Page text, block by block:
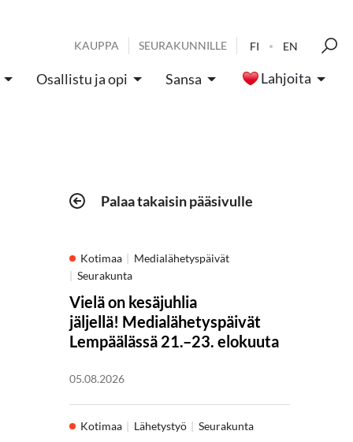
KAUPPA SEURAKUNNILLE FI EN
Osallistu ja opi Sansa Lahjoita
Palaa takaisin pääsivulle
Kotimaa
Medialähetyspäivät
Seurakunta
Vielä on kesäjuhlia
jäljellä! Medialähetyspäivät
Lempäälässä 21.–23. elokuuta
05.08.2026
Kotimaa Lähetystyö Seurakunta